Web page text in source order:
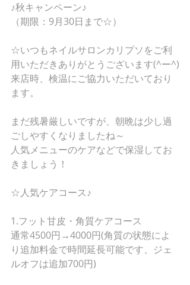
♪秋キャンペーン♪
（期限：9月30日まで☆）
☆いつもネイルサロンカリプソをご利
用いただきありがとうございます(^ー^)
来店時、検温にご協力いただいており
ます。
まだ残暑厳しいですが、朝晩は少し過
ごしやすくなりましたね～
人気メニューのケアなどで保湿してお
きましょう！
☆人気ケアコース♪
1.フット甘皮・角質ケアコース
通常4500円→4000円(角質の状態によ
り追加料金で時間延長可能です、ジェ
ルオフは追加700円)